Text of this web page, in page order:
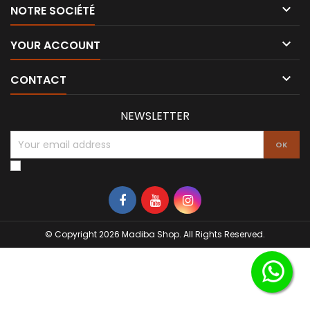
NOTRE SOCIÉTÉ 
YOUR ACCOUNT 
CONTACT 
NEWSLETTER
© Copyright 2026 Madiba Shop. All Rights Reserved.